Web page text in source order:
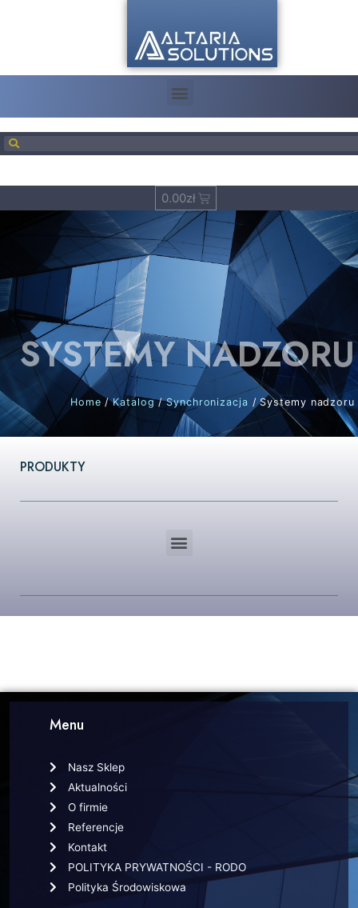
0.00zł
SYSTEMY NADZORU
Home /Katalog/Synchronizacja / Systemy nadzoru
PRODUKTY
Menu
Nasz Sklep
Aktualności
O firmie
Referencje
Kontakt
POLITYKA PRYWATNOŚCI - RODO
Polityka Środowiskowa